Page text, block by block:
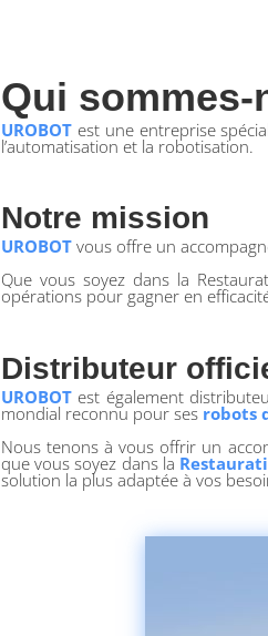
Qui sommes-
UROBOT est une entreprise
l’automatisation et la robotisation.
Notre mission
UROBOT vous offre un
Que vous soyez dans la
opérations pour gagner en
Distributeur
UROBOT est également
mondial reconnu pour ses robots
Nous tenons à vous offrir un
que vous soyez dans la
solution la plus adaptée à vos